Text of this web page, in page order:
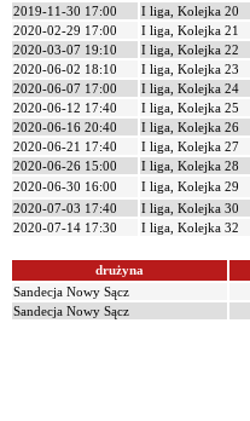
2019-11-30 17:00
I liga, Kolejka 20
2020-02-29 17:00
I liga, Kolejka 21
2020-03-07 19:10
I liga, Kolejka 22
2020-06-02 18:10
I liga, Kolejka 23
2020-06-07 17:00
I liga, Kolejka 24
2020-06-12 17:40
I liga, Kolejka 25
2020-06-16 20:40
I liga, Kolejka 26
2020-06-21 17:40
I liga, Kolejka 27
2020-06-26 15:00
I liga, Kolejka 28
2020-06-30 16:00
I liga, Kolejka 29
2020-07-03 17:40
I liga, Kolejka 30
2020-07-14 17:30
I liga, Kolejka 32
drużyna
Sandecja Nowy Sącz
Sandecja Nowy Sącz